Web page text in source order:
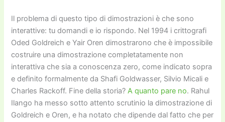
Il problema di questo tipo di dimostrazioni è che sono
interattive: tu domandi e io rispondo. Nel 1994 i crittografi
Oded Goldreich e Yair Oren dimostrarono che è impossibile
costruire una dimostrazione completatamente non
interattiva che sia a conoscenza zero, come indicato sopra
e definito formalmente da Shafi Goldwasser, Silvio Micali e
Charles Rackoff. Fine della storia?A quanto pare no. Rahul
Ilango ha messo sotto attento scrutinio la dimostrazione di
Goldreich e Oren, e ha notato che dipende dal fatto che per